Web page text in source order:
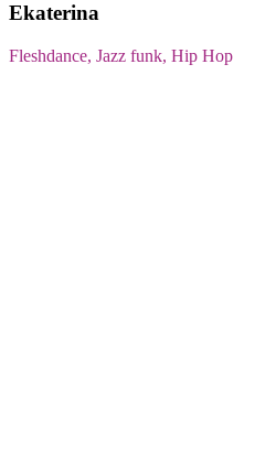
Ekaterina
Fleshdance, Jazz funk, Hip Hop